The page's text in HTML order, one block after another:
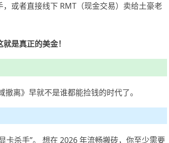
或者直接线下 RMT（现金交易）卖给土豪老
是真正的美金！
离》早就不是谁都能捡钱的时代了。
杀手”。 想在 2026 年流畅搬砖，你至少需要